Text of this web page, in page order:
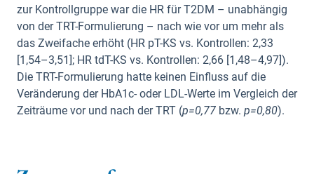
zur Kontrollgruppe war die HR für T2DM – unabhängig
von der TRT-Formulierung – nach wie vor um mehr als
das Zweifache erhöht (HR pT-KS vs. Kontrollen: 2,33
[1,54–3,51]; HR tdT-KS vs. Kontrollen: 2,66 [1,48–4,97]).
Die TRT-Formulierung hatte keinen Einfluss auf die
Veränderung der HbA1c- oder LDL-Werte im Vergleich der
Zeiträume vor und nach der TRT (p=0,77 bzw. p=0,80).